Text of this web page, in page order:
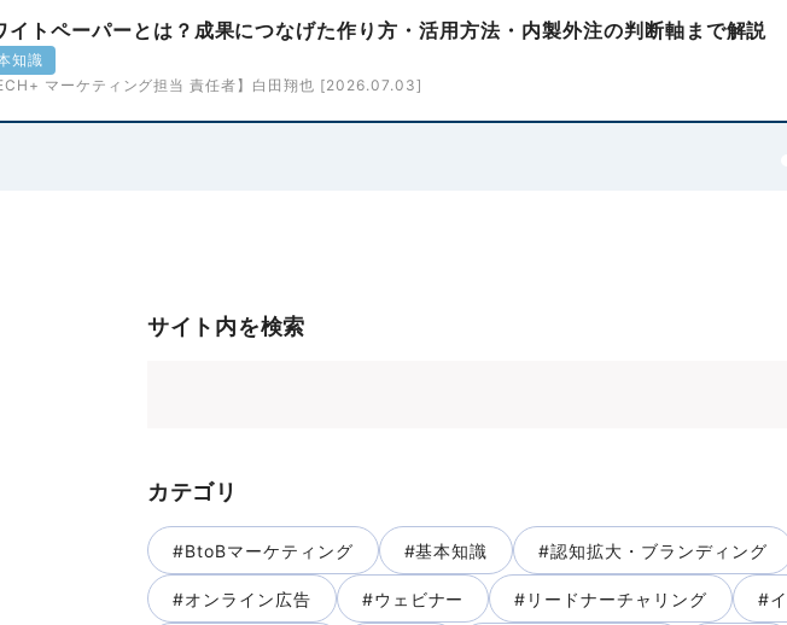
イトペーパーとは？成果につなげた作り方・活用方法・内製外注の判断軸まで解説
知識
マーケティング担当 責任者】白田翔也 [2026.07.03]
サイト内を検索
カテゴリ
#BtoBマーケティング #基本知識 #認知拡大・ブランディング
#オンライン広告 #ウェビナー #リードナーチャリング #